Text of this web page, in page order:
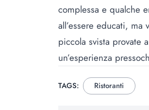
complessa e qualche
all’essere educati,
piccola svista provate
un’esperienza
TAGS: Ristoranti